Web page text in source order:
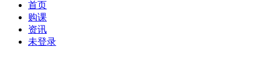
首页
购课
资讯
未登录